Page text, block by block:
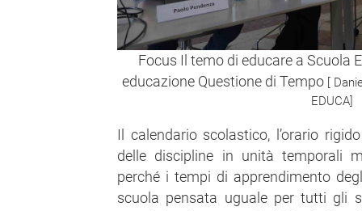
Focus Il temo di educare a Scuola
educazione Questione di Tempo [
EDUCA]
Il calendario scolastico, l’orario
delle discipline in unità temporali
perché i tempi di apprendimento
scuola pensata uguale per tutti gli